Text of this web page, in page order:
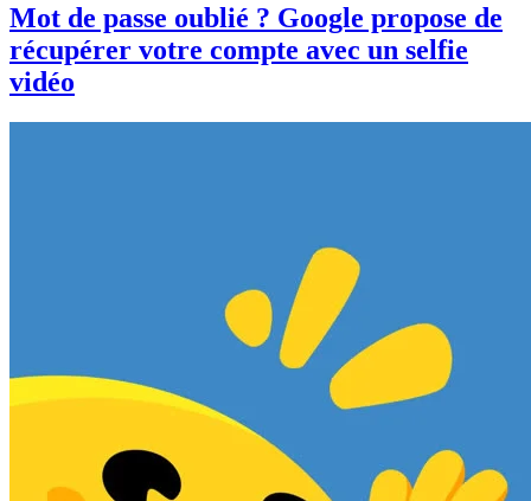
Mot de passe oublié ? Google propose de
récupérer votre compte avec un selfie
vidéo